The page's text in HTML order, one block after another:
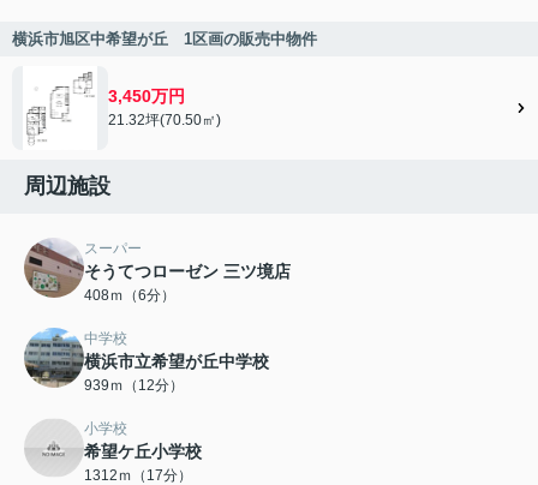
横浜市旭区中希望が丘 1区画の販売中物件
3,450万円
21.32坪(70.50㎡)
周辺施設
スーパー
そうてつローゼン 三ツ境店
408ｍ（6分）
中学校
横浜市立希望が丘中学校
939ｍ（12分）
小学校
希望ケ丘小学校
1312ｍ（17分）